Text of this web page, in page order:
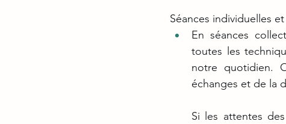
Séances individuelles
En séances
toutes les
notre quotidien.
échanges et de la
Si les attentes